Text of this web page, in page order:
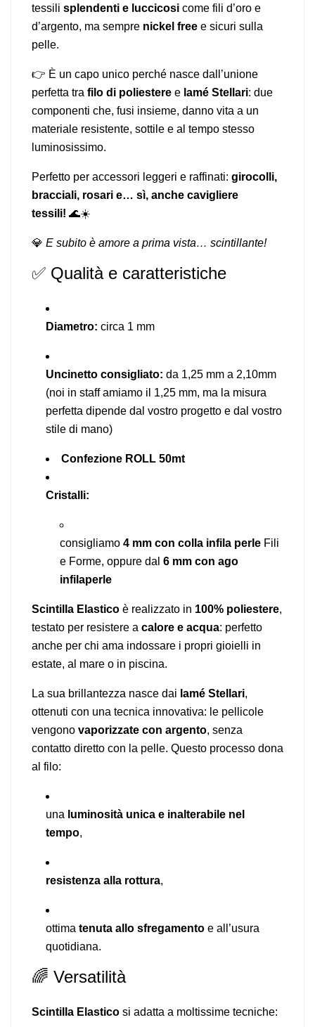
tessili splendenti e luccicosi come fili d’oro e
d’argento, ma sempre nickel free e sicuri sulla
pelle.
👉 È un capo unico perché nasce dall’unione
perfetta tra filo di poliestere e lamé Stellari: due
componenti che, fusi insieme, danno vita a un
materiale resistente, sottile e al tempo stesso
luminosissimo.
Perfetto per accessori leggeri e raffinati: girocolli,
bracciali, rosari e… sì, anche cavigliere
tessili! 🌊☀️
💎 E subito è amore a prima vista… scintillante!
✅ Qualità e caratteristiche
Diametro: circa 1 mm
Uncinetto consigliato: da 1,25 mm a 2,10mm
(noi in staff amiamo il 1,25 mm, ma la misura
perfetta dipende dal vostro progetto e dal vostro
stile di mano)
Confezione ROLL 50mt
Cristalli:
consigliamo 4 mm con colla infila perle Fili
e Forme, oppure dal 6 mm con ago
infilaperle
Scintilla Elastico è realizzato in 100% poliestere,
testato per resistere a calore e acqua: perfetto
anche per chi ama indossare i propri gioielli in
estate, al mare o in piscina.
La sua brillantezza nasce dai lamé Stellari,
ottenuti con una tecnica innovativa: le pellicole
vengono vaporizzate con argento, senza
contatto diretto con la pelle. Questo processo dona
al filo:
una luminosità unica e inalterabile nel
tempo,
resistenza alla rottura,
ottima tenuta allo sfregamento e all’usura
quotidiana.
🌈 Versatilità
Scintilla Elastico si adatta a moltissime tecniche: